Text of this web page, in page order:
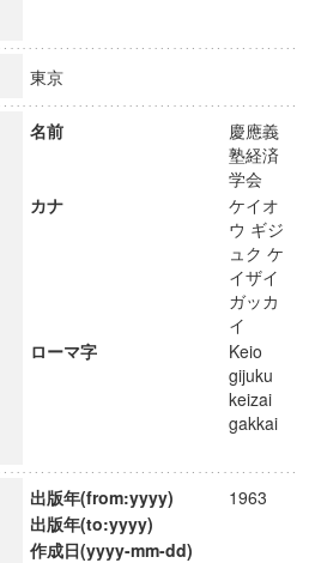
東京
名前
慶應義
塾経済
学会
カナ
ケイオ
ウ ギジ
ュク ケ
イザイ
ガッカ
イ
ローマ字
Keio
gijuku
keizai
gakkai
出版年(from:yyyy)
1963
出版年(to:yyyy)
作成日(yyyy-mm-dd)